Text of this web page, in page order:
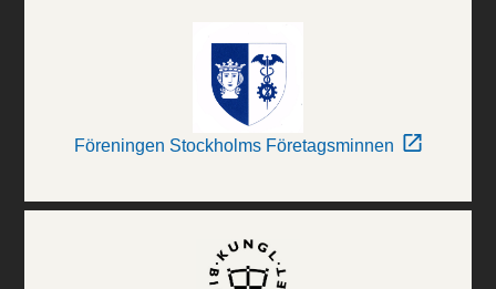
Föreningen Stockholms Företagsminnen